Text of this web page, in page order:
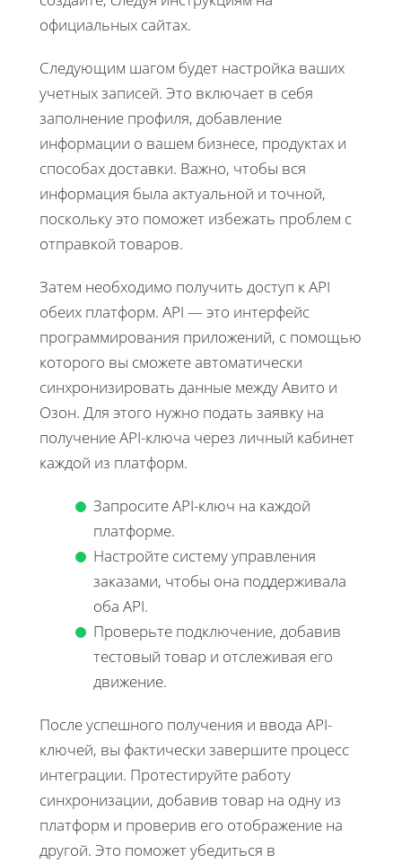
официальных сайтах.
Следующим шагом будет настройка ваших
учетных записей. Это включает в себя
заполнение профиля, добавление
информации о вашем бизнесе, продуктах и
способах доставки. Важно, чтобы вся
информация была актуальной и точной,
поскольку это поможет избежать проблем с
отправкой товаров.
Затем необходимо получить доступ к API
обеих платформ. API — это интерфейс
программирования приложений, с помощью
которого вы сможете автоматически
синхронизировать данные между Авито и
Озон. Для этого нужно подать заявку на
получение API-ключа через личный кабинет
каждой из платформ.
Запросите API-ключ на каждой
платформе.
Настройте систему управления
заказами, чтобы она поддерживала
оба API.
Проверьте подключение, добавив
тестовый товар и отслеживая его
движение.
После успешного получения и ввода API-
ключей, вы фактически завершите процесс
интеграции. Протестируйте работу
синхронизации, добавив товар на одну из
платформ и проверив его отображение на
другой. Это поможет убедиться в